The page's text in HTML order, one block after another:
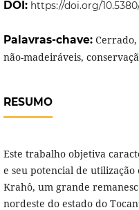
DOI: https://doi.org/10.5380/
Palavras-chave:
não-madeiráveis,
RESUMO
Este trabalho objetiva
e seu potencial de
Krahô, um grande
nordeste do estado do